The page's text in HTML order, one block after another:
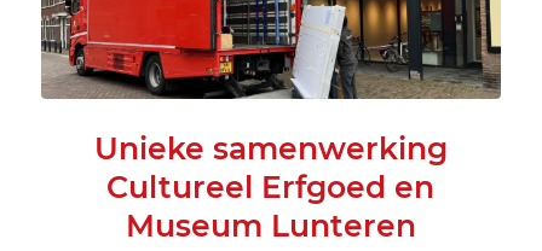
Unieke samenwerking
Cultureel Erfgoed en
Museum Lunteren